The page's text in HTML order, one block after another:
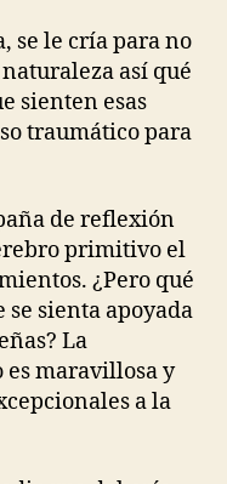
se le cría para no
así qué
sienten esas
traumático para
de reflexión
primitivo el
¿Pero qué
sienta apoyada
La
maravillosa y
a la